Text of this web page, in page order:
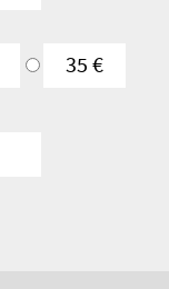
35 €